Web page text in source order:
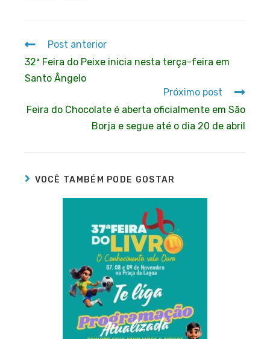
Post anterior
32ª Feira do Peixe inicia nesta terça-feira em
Santo Ângelo
Próximo post
Feira do Chocolate é aberta oficialmente em São
Borja e segue até o dia 20 de abril
VOCÊ TAMBÉM PODE GOSTAR